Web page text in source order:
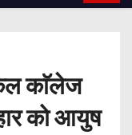
काॅलेज
को आयुष